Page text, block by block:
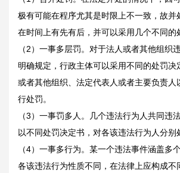
极有可能在程序尤其是时限上不一致，故并
在时间上有先有后，并可以采用几个不同的
（2）一事多层罚。对于法人或者其他组织
明确规定，行政主体可以采用不同的处罚决
或者其他组织、法定代表人或者主要负责人
行处罚。
（3）一事罚多人。几个违法行为人共同违
以不同处罚决定书，对各该违法行为人分别
（4）一事多行为。某一个违法事件涵盖多
各该违法行为性质不同，在法律上应构成不